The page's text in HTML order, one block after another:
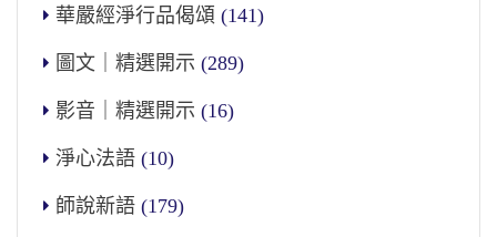
華嚴經淨行品偈頌 (141)
圖文｜精選開示 (289)
影音｜精選開示 (16)
淨心法語 (10)
師說新語 (179)